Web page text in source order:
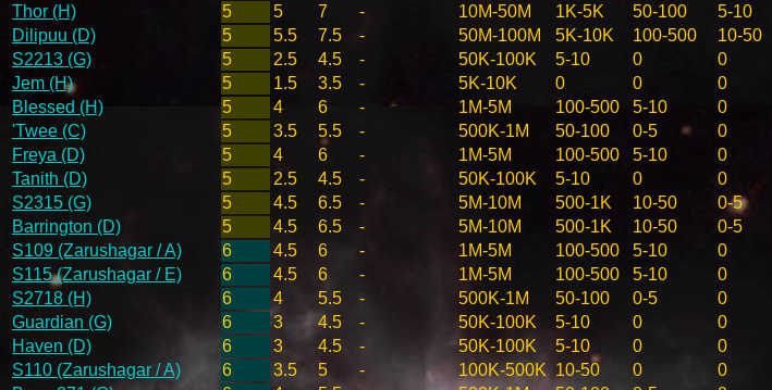
Thor (H)
5 5 7 - 10M-50M 1K-5K 50-100 5-10
Dilipuu (D)
5 5.5 7.5 - 50M-100M 5K-10K 100-500 10-50
S2213 (G)
5 2.5 4.5 - 50K-100K 5-10 0 0
Jem (H)
5 1.5 3.5 - 5K-10K 0 0 0
Blessed (H)
5 4 6 - 1M-5M 100-500 5-10 0
'Twee (C)
5 3.5 5.5 - 500K-1M 50-100 0-5 0
Freya (D)
5 4 6 - 1M-5M 100-500 5-10 0
Tanith (D)
5 2.5 4.5 - 50K-100K 5-10 0 0
S2315 (G)
5 4.5 6.5 - 5M-10M 500-1K 10-50 0-5
Barrington (D)
5 4.5 6.5 - 5M-10M 500-1K 10-50 0-5
S109 (Zarushagar / A)
6 4.5 6 - 1M-5M 100-500 5-10 0
S115 (Zarushagar / E)
6 4.5 6 - 1M-5M 100-500 5-10 0
S2718 (H)
6 4 5.5 - 500K-1M 50-100 0-5 0
Guardian (G)
6 3 4.5 - 50K-100K 5-10 0 0
Haven (D)
6 3 4.5 - 50K-100K 5-10 0 0
S110 (Zarushagar / A)
6 3.5 5 - 100K-500K 10-50 0 0